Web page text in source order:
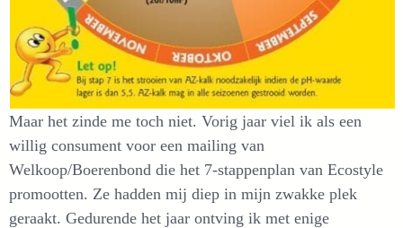
Maar het zinde me toch niet. Vorig jaar viel ik als een
willig consument voor een mailing van
Welkoop/Boerenbond die het 7-stappenplan van Ecostyle
promootten. Ze hadden mij diep in mijn zwakke plek
geraakt. Gedurende het jaar ontving ik met enige